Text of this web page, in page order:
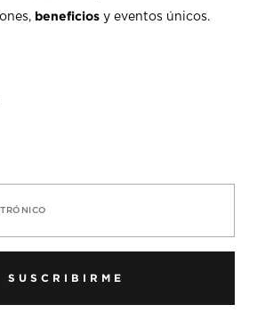
beneficios y eventos únicos.
SUSCRIBIRME